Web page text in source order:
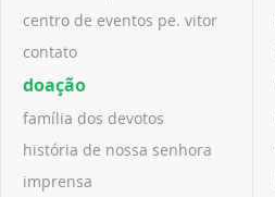
centro de eventos pe. vitor
contato
doação
família dos devotos
história de nossa senhora
imprensa